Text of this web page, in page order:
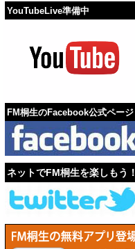
YouTubeLive準備中
FM桐生のFacebook公式ページ
ネットでFM桐生を楽しもう！